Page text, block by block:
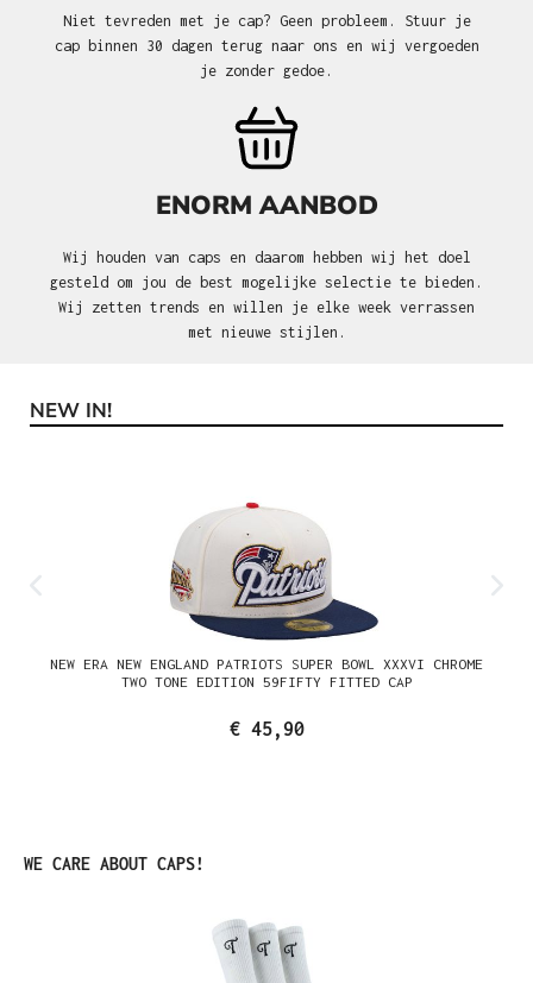
Niet tevreden met je cap? Geen probleem. Stuur je
cap binnen 30 dagen terug naar ons en wij vergoeden
je zonder gedoe.
ENORM AANBOD
Wij houden van caps en daarom hebben wij het doel
gesteld om jou de best mogelijke selectie te bieden.
Wij zetten trends en willen je elke week verrassen
met nieuwe stijlen.
Productgalerij overslaan
NEW IN!
NEW ERA NEW ENGLAND PATRIOTS SUPER BOWL XXXVI CHROME
TWO TONE EDITION 59FIFTY FITTED CAP
€ 45,90
Productgalerij overslaan
WE CARE ABOUT CAPS!